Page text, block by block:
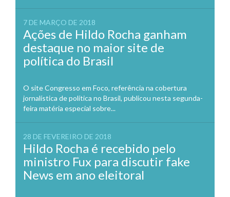
7 DE MARÇO DE 2018
Ações de Hildo Rocha ganham
destaque no maior site de
política do Brasil
O site Congresso em Foco, referência na cobertura
jornalística de política no Brasil, publicou nesta segunda-
feira matéria especial sobre...
28 DE FEVEREIRO DE 2018
Hildo Rocha é recebido pelo
ministro Fux para discutir fake
News em ano eleitoral